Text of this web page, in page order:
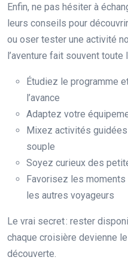
Enfin, ne pas hésiter à
leurs conseils pour
ou oser tester une activité
l’aventure fait souvent toute
Étudiez le programme
l’avance
Adaptez votre
Mixez activités
souple
Soyez curieux des
Favorisez les moments
les autres voyageurs
Le vrai secret : rester
chaque croisière devienne
découverte.